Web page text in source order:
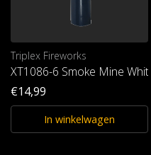
Triplex Fireworks
XT1086-6 Smoke Mine
€14,99
In winkelwagen